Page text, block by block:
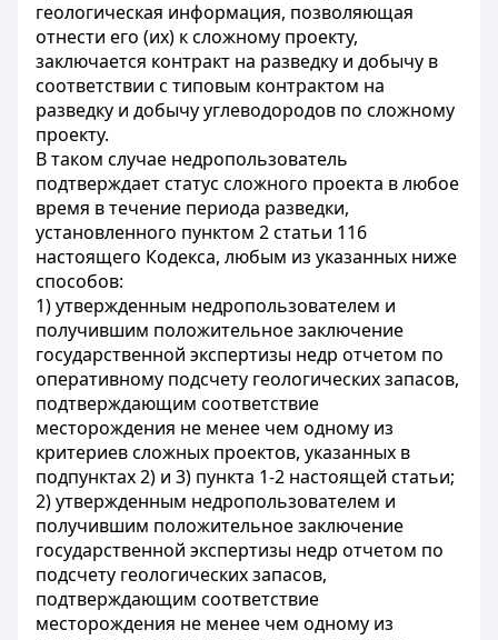
геологическая информация, позволяющая
отнести его (их) к сложному проекту,
заключается контракт на разведку и добычу в
соответствии с типовым контрактом на
разведку и добычу углеводородов по сложному
проекту.
В таком случае недропользователь
подтверждает статус сложного проекта в любое
время в течение периода разведки,
установленного пунктом 2 статьи 116
настоящего Кодекса, любым из указанных ниже
способов:
1) утвержденным недропользователем и
получившим положительное заключение
государственной экспертизы недр отчетом по
оперативному подсчету геологических запасов,
подтверждающим соответствие
месторождения не менее чем одному из
критериев сложных проектов, указанных в
подпунктах 2) и 3) пункта 1-2 настоящей статьи;
2) утвержденным недропользователем и
получившим положительное заключение
государственной экспертизы недр отчетом по
подсчету геологических запасов,
подтверждающим соответствие
месторождения не менее чем одному из